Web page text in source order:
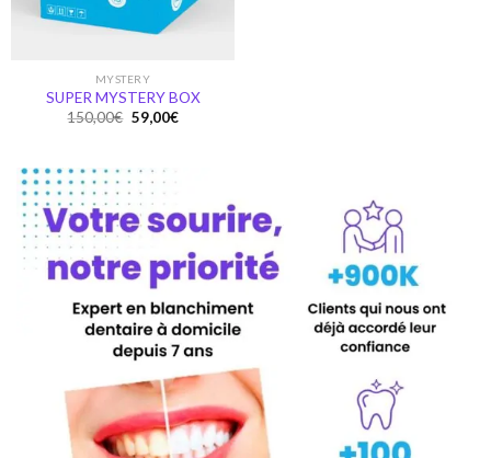
MYSTERY
SUPER MYSTERY BOX
150,00€ Original
price
59,00€Current